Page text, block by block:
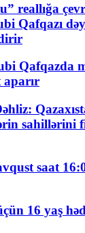
reallığa
Qafqazı
Qafqazda
sahillərini
saat
16 yaş